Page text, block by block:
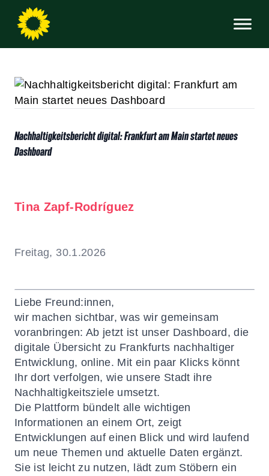
Nachhaltigkeitsbericht digital: Frankfurt am Main startet neues
Dashboard
Tina Zapf-Rodríguez
Freitag, 30.1.2026
Liebe Freund:innen,
wir machen sichtbar, was wir gemeinsam
voranbringen: Ab jetzt ist unser Dashboard, die
digitale Übersicht zu Frankfurts nachhaltiger
Entwicklung, online. Mit ein paar Klicks könnt
Ihr dort verfolgen, wie unsere Stadt ihre
Nachhaltigkeitsziele umsetzt.
Die Plattform bündelt alle wichtigen
Informationen an einem Ort, zeigt
Entwicklungen auf einen Blick und wird laufend
um neue Themen und aktuelle Daten ergänzt.
Sie ist leicht zu nutzen, lädt zum Stöbern ein